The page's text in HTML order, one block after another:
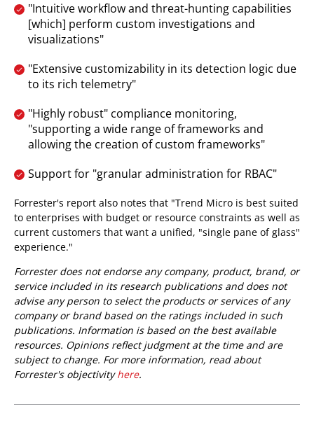
"Intuitive workflow and threat-hunting capabilities
[which] perform custom investigations and
visualizations"
"Extensive customizability in its detection logic due
to its rich telemetry"
"Highly robust" compliance monitoring,
"supporting a wide range of frameworks and
allowing the creation of custom frameworks"
Support for "granular administration for RBAC"
Forrester's report also notes that "Trend Micro is best suited
to enterprises with budget or resource constraints as well as
current customers that want a unified, "single pane of glass"
experience."
Forrester does not endorse any company, product, brand, or
service included in its research publications and does not
advise any person to select the products or services of any
company or brand based on the ratings included in such
publications. Information is based on the best available
resources. Opinions reflect judgment at the time and are
subject to change. For more information, read about
Forrester's objectivityhere.